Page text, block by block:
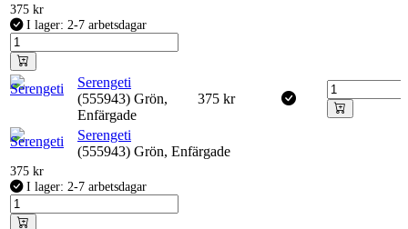
375 kr
I lager: 2-7 arbetsdagar
Serengeti
(555943) Grön,
Enfärgade
375 kr
Serengeti
(555943) Grön, Enfärgade
375 kr
I lager: 2-7 arbetsdagar